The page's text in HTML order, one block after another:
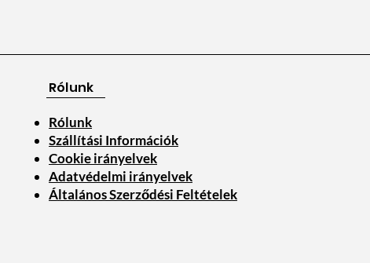
Rólunk
Rólunk
Szállítási Információk
Cookie irányelvek
Adatvédelmi irányelvek
Általános Szerződési Feltételek